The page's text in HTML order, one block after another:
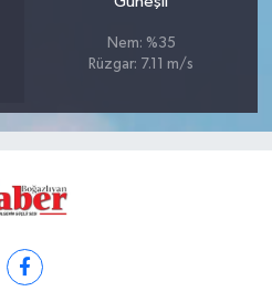
Nem: %35
Rüzgar: 7.11 m/s